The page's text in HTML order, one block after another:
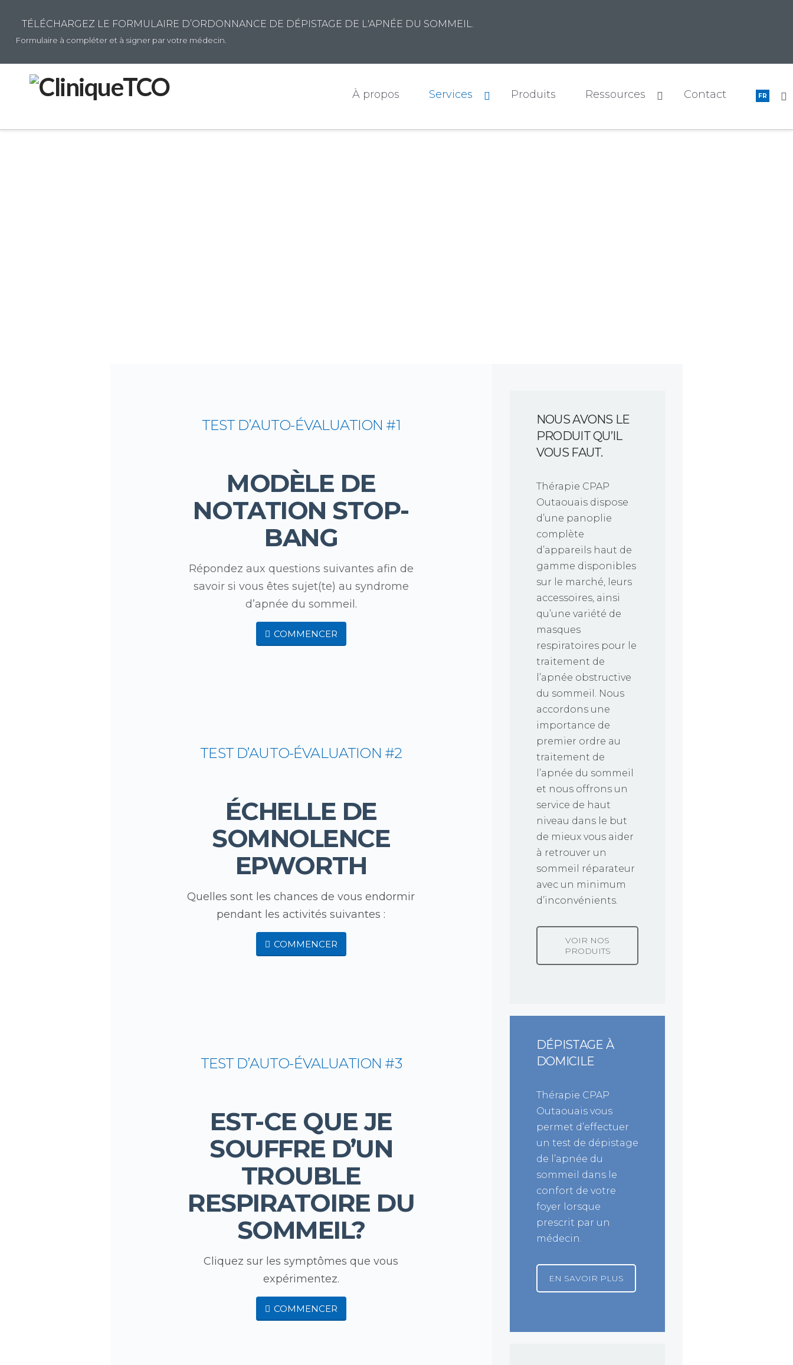
TÉLÉCHARGEZ LE FORMULAIRE D’ORDONNANCE DE DÉPISTAGE DE L'APNÉE DU SOMMEIL.
Formulaire à compléter et à signer par votre médecin.
À propos Services Produits Ressources Contact FR
TEST D’AUTO-ÉVALUATION #1
MODÈLE DE
NOTATION STOP-
BANG
Répondez aux questions suivantes afin de
savoir si vous êtes sujet(te) au syndrome
d’apnée du sommeil.
COMMENCER
TEST D’AUTO-ÉVALUATION #2
ÉCHELLE DE
SOMNOLENCE
EPWORTH
Quelles sont les chances de vous endormir
pendant les activités suivantes :
COMMENCER
TEST D’AUTO-ÉVALUATION #3
EST-CE QUE JE
SOUFFRE D’UN
TROUBLE
RESPIRATOIRE DU
SOMMEIL?
Cliquez sur les symptômes que vous
expérimentez.
COMMENCER
NOUS AVONS LE
PRODUIT QU’IL
VOUS FAUT.
Thérapie CPAP
Outaouais dispose
d’une panoplie
complète
d’appareils haut de
gamme disponibles
sur le marché, leurs
accessoires, ainsi
qu’une variété de
masques
respiratoires pour le
traitement de
l’apnée obstructive
du sommeil. Nous
accordons une
importance de
premier ordre au
traitement de
l’apnée du sommeil
et nous offrons un
service de haut
niveau dans le but
de mieux vous aider
à retrouver un
sommeil réparateur
avec un minimum
d’inconvénients.
VOIR NOS
PRODUITS
DÉPISTAGE À
DOMICILE
Thérapie CPAP
Outaouais vous
permet d’effectuer
un test de dépistage
de l’apnée du
sommeil dans le
confort de votre
foyer lorsque
prescrit par un
médecin.
EN SAVOIR PLUS